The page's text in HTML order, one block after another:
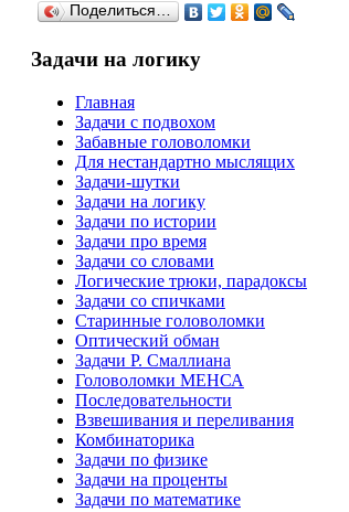
Поделиться…
Задачи на логику
Главная
Задачи с подвохом
Забавные головоломки
Для нестандартно мыслящих
Задачи-шутки
Задачи на логику
Задачи по истории
Задачи про время
Задачи со словами
Логические трюки, парадоксы
Задачи со спичками
Старинные головоломки
Оптический обман
Задачи Р. Смаллиана
Головоломки МЕНСА
Последовательности
Взвешивания и переливания
Комбинаторика
Задачи по физике
Задачи на проценты
Задачи по математике